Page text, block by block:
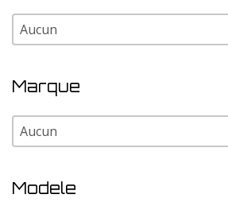
Pays
Pays
Marque
Marque
Marque
Modele